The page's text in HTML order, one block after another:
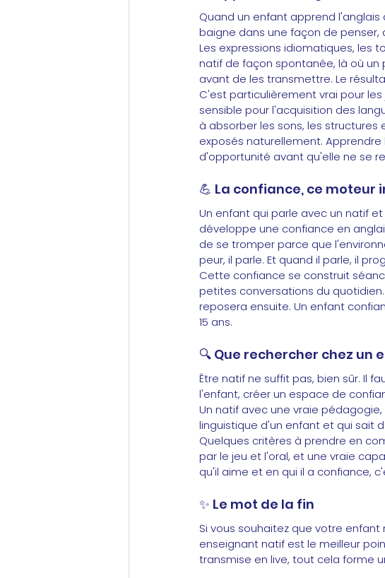
Quand un enfant apprend
baigne dans une façon de penser,
Les expressions idiomatiques, les
natif de façon spontanée, là où
avant de les transmettre. Le
C'est particulièrement vrai pour
sensible pour l'acquisition des
à absorber les sons, les
exposés naturellement.
d'opportunité avant qu'elle ne se
💪 La confiance, ce moteur
Un enfant qui parle avec un natif
développe une confiance en
de se tromper parce que
peur, il parle. Et quand il parle, il
Cette confiance se construit
petites conversations du
reposera ensuite. Un enfant
15 ans.
🔍 Que rechercher chez un
Être natif ne suffit pas, bien sûr. Il
l'enfant, créer un espace de
Un natif avec une vraie
linguistique d'un enfant et qui sait
Quelques critères à prendre en
par le jeu et l'oral, et une vraie
qu'il aime et en qui il a confiance,
✨ Le mot de la fin
Si vous souhaitez que votre
enseignant natif est le meilleur
transmise en live, tout cela forme